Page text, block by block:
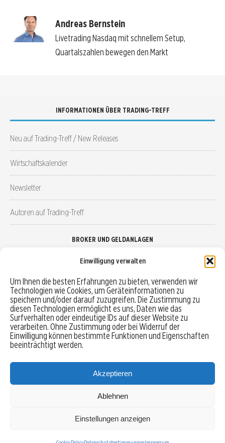
Einwilligung verwalten
Um Ihnen die besten Erfahrungen zu bieten, verwenden wir
Technologien wie Cookies, um Geräteinformationen zu
speichern und/oder darauf zuzugreifen. Die Zustimmung zu
diesen Technologien ermöglicht es uns, Daten wie das
Surfverhalten oder eindeutige IDs auf dieser Website zu
verarbeiten. Ohne Zustimmung oder bei Widerruf der
Einwilligung können bestimmte Funktionen und Eigenschaften
beeinträchtigt werden.
Akzeptieren
Ablehnen
Einstellungen anzeigen
Andreas Bernstein
Livetrading Nasdaq mit schnellem Setup,
Quartalszahlen bewegen den Markt
INFORMATIONEN ÜBER TRADING-TREFF
Neu auf Trading-Treff / New Releases
Wirtschaftskalender
Newsletter
Autoren auf Trading-Treff
BROKER UND GELDANLAGEN
Robo-Advisor vergleichen
Depotvergleich
Festgeld vergleichen
Tagesgeld vergleichen